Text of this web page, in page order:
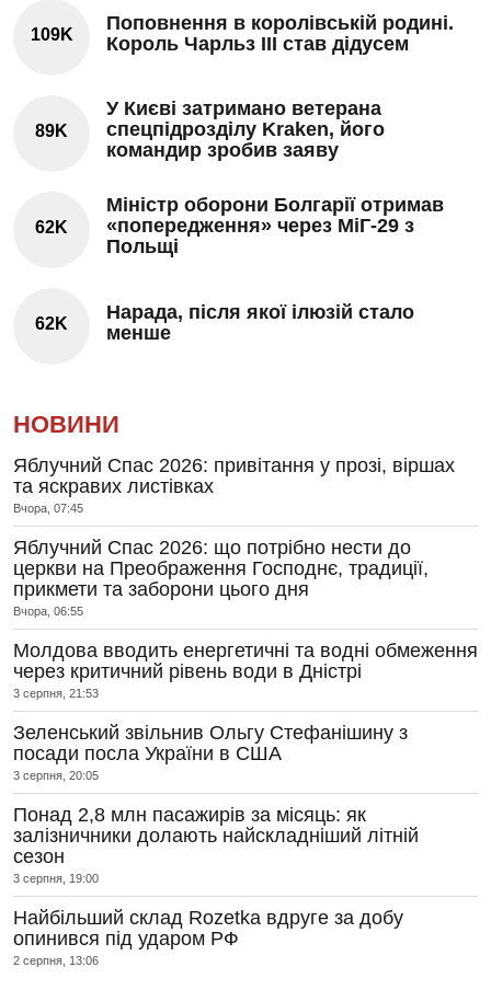
109K
Поповнення в королівській родині.
Король Чарльз III став дідусем
89K
У Києві затримано ветерана
спецпідрозділу Kraken, його
командир зробив заяву
62K
Міністр оборони Болгарії отримав
«попередження» через МіГ-29 з
Польщі
62K
Нарада, після якої ілюзій стало
менше
НОВИНИ
Яблучний Спас 2026: привітання у прозі, віршах
та яскравих листівках
Вчора, 07:45
Яблучний Спас 2026: що потрібно нести до
церкви на Преображення Господнє, традиції,
прикмети та заборони цього дня
Вчора, 06:55
Молдова вводить енергетичні та водні обмеження
через критичний рівень води в Дністрі
3 серпня, 21:53
Зеленський звільнив Ольгу Стефанішину з
посади посла України в США
3 серпня, 20:05
Понад 2,8 млн пасажирів за місяць: як
залізничники долають найскладніший літній
сезон
3 серпня, 19:00
Найбільший склад Rozetka вдруге за добу
опинився під ударом РФ
2 серпня, 13:06